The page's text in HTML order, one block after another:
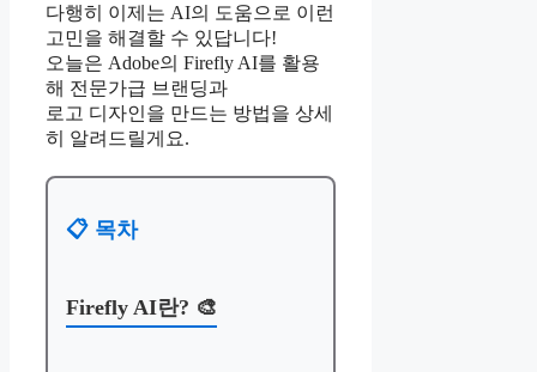
다행히 이제는 AI의 도움으로 이런
고민을 해결할 수 있답니다!
오늘은 Adobe의 Firefly AI를 활용
해 전문가급 브랜딩과
로고 디자인을 만드는 방법을 상세
히 알려드릴게요.
📋 목차
Firefly AI란? 🎨